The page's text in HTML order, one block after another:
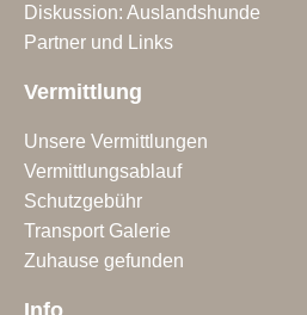
Diskussion: Auslandshunde
Partner und Links
Vermittlung
Unsere Vermittlungen
Vermittlungsablauf
Schutzgebühr
Transport Galerie
Zuhause gefunden
Info